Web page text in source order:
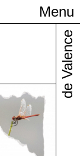
Menu
de Valence